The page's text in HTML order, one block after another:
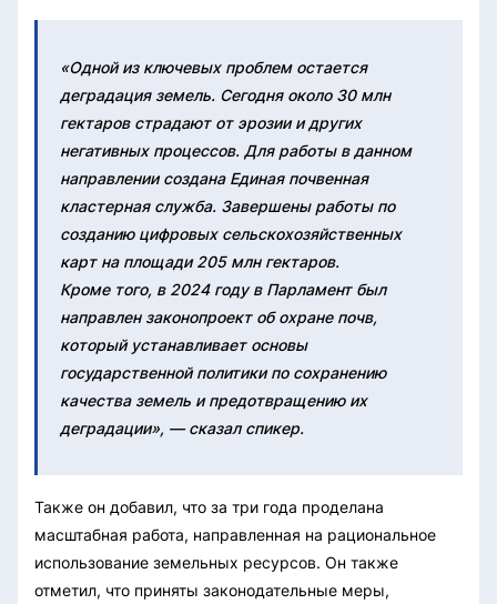
«Одной из ключевых проблем остается
деградация земель. Сегодня около 30 млн
гектаров страдают от эрозии и других
негативных процессов. Для работы в данном
направлении создана Единая почвенная
кластерная служба. Завершены работы по
созданию цифровых сельскохозяйственных
карт на площади 205 млн гектаров.
Кроме того, в 2024 году в Парламент был
направлен законопроект об охране почв,
который устанавливает основы
государственной политики по сохранению
качества земель и предотвращению их
деградации», — сказал спикер.
Также он добавил, что за три года проделана
масштабная работа, направленная на рациональное
использование земельных ресурсов. Он также
отметил, что приняты законодательные меры,